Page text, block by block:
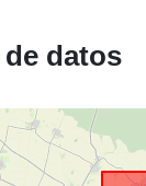
datos